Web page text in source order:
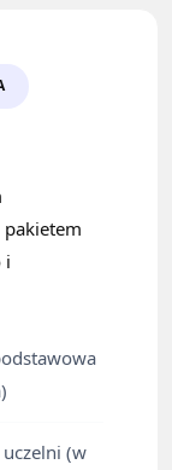
pakietem
i
(w